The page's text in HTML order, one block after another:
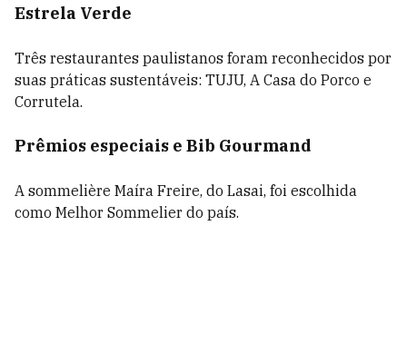
Estrela Verde
Três restaurantes paulistanos foram reconhecidos por
suas práticas sustentáveis: TUJU, A Casa do Porco e
Corrutela.
Prêmios especiais e Bib Gourmand
A sommelière Maíra Freire, do Lasai, foi escolhida
como Melhor Sommelier do país.